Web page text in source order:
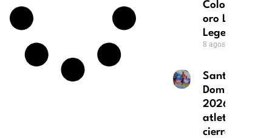
Colombia
oro League of
Legends
8 agosto, 2026
Santo
Domingo
2026: el
atletismo
cierra su